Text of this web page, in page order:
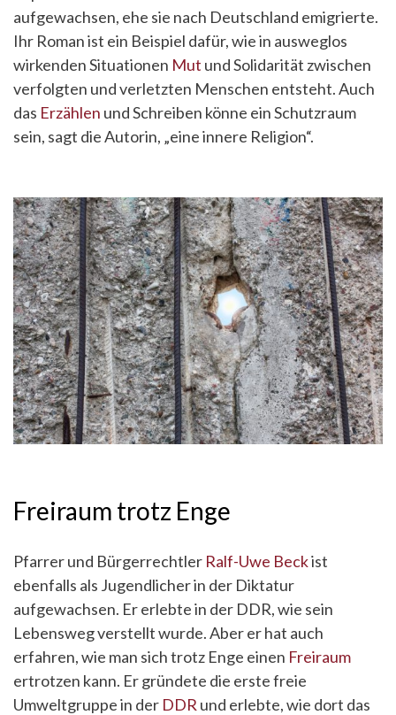
aufgewachsen, ehe sie nach Deutschland emigrierte.
Ihr Roman ist ein Beispiel dafür, wie in ausweglos
wirkenden Situationen Mut und Solidarität zwischen
verfolgten und verletzten Menschen entsteht. Auch
das Erzählen und Schreiben könne ein Schutzraum
sein, sagt die Autorin, „eine innere Religion“.
Freiraum trotz Enge
Pfarrer und Bürgerrechtler Ralf-Uwe Beckist
ebenfalls als Jugendlicher in der Diktatur
aufgewachsen. Er erlebte in der DDR, wie sein
Lebensweg verstellt wurde. Aber er hat auch
erfahren, wie man sich trotz Enge einen Freiraum
ertrotzen kann. Er gründete die erste freie
Umweltgruppe in der DDR und erlebte, wie dort das